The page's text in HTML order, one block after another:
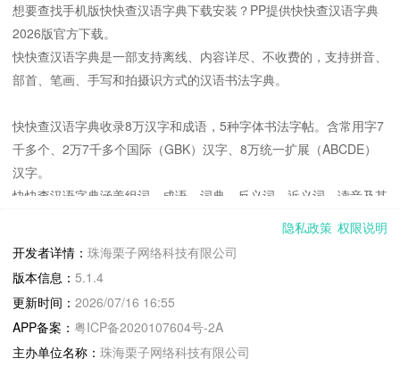
想要查找手机版快快查汉语字典下载安装？PP提供快快查汉语字典
2026版官方下载。
快快查汉语字典是一部支持离线、内容详尽、不收费的，支持拼音、
部首、笔画、手写和拍摄识方式的汉语书法字典。
快快查汉语字典收录8万汉字和成语，5种字体书法字帖。含常用字7
千多个、2万7千多个国际（GBK）汉字、8万统一扩展（ABCDE）
汉字。
快快查汉语字典涵盖组词、成语、词典、反义词、近义词、读音及其
1、离线不收费：支持离线功能包下载使用； 免费提供康熙字典、说
文解字、宋本广韵、方言汇集、字源字形、古汉语字典。
2、全面的字库：含8万多个国际汉字，内容详尽；
3、书法字帖：汇集古今2000位书法家真迹，可查询行、草、隶、
篆、楷五种书法字体！
隐私政策 权限说明
开发者详情： 珠海栗子网络科技有限公司
版本信息： 5.1.4
更新时间： 2026/07/16 16:55
APP备案： 粤ICP备2020107604号-2A
主办单位名称： 珠海栗子网络科技有限公司